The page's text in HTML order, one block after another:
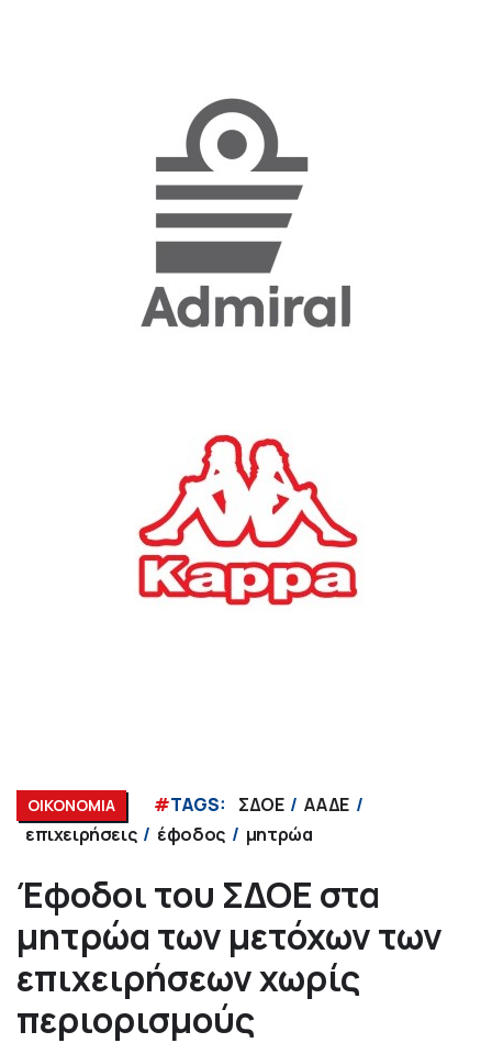
ΟΙΚΟΝΟΜΙΑ #TAGS: ΣΔΟΕ
ΑΑΔΕ
επιχειρήσεις
έφοδος μητρώα
Έφοδοι του ΣΔΟΕ στα
μητρώα των μετόχων των
επιχειρήσεων χωρίς
περιορισμούς